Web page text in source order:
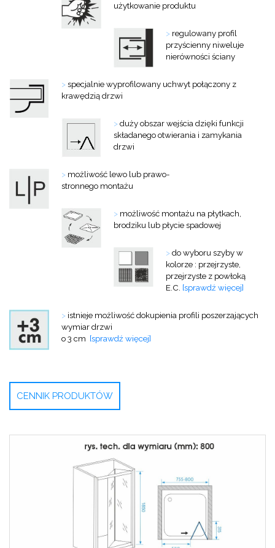
użytkowanie produktu
> regulowany profil
przyścienny niweluje
nierówności ściany
>specjalnie wyprofilowany uchwyt połączony z
krawędzią drzwi
>duży obszar wejścia dzięki funkcji
składanego otwierania i zamykania
drzwi
> możliwość lewo lub prawo-
stronnego montażu
> możliwość montażu na płytkach,
brodziku lub płycie spadowej
>do wyboru szyby w
kolorze : przejrzyste,
przejrzyste z powłoką
E.C. [sprawdź więcej]
> istnieje możliwość dokupienia profili poszerzających
wymiar drzwi
o 3 cm [sprawdź więcej]
CENNIK PRODUKTÓW